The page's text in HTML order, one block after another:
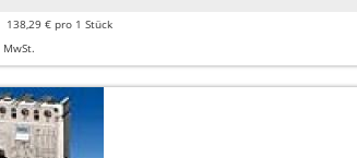
138,29 € pro 1 Stück